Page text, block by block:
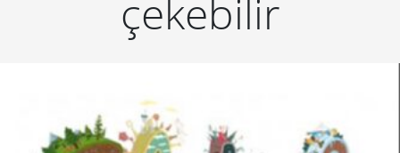
çekebilir